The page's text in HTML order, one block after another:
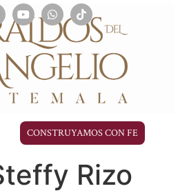
CONSTRUYAMOS CON FE
Rizo